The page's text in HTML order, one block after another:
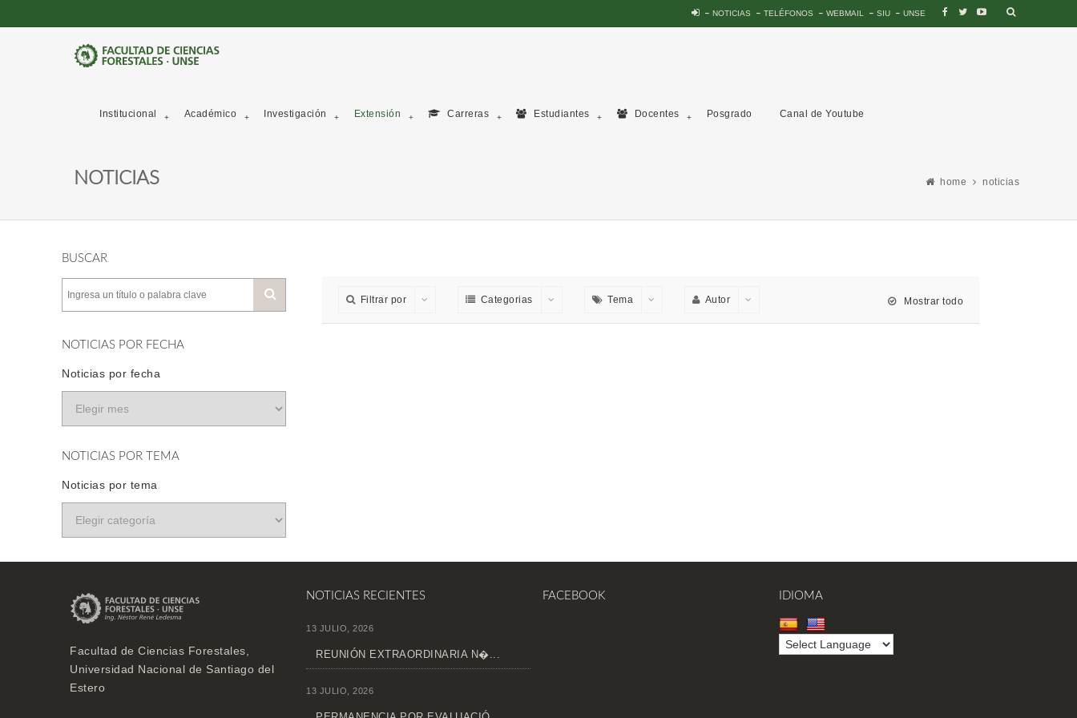
NOTICIAS TELÉFONOS WEBMAIL SIU UNSE
Institucional Académico Investigación Extensión Carreras Estudiantes Docentes Posgrado Canal de Youtube
NOTICIAS home noticias
BUSCAR
NOTICIAS POR FECHA
Noticias por fecha
NOTICIAS POR TEMA
Noticias por tema
Filtrar por Categorias Tema Autor Mostrar todo
Facultad de Ciencias Forestales,
Universidad Nacional de Santiago del
Estero
NOTICIAS RECIENTES
13 JULIO, 2026
REUNIÓN EXTRAORDINARIA N�...
13 JULIO, 2026
FACEBOOK IDIOMA